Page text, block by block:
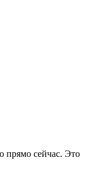
прямо сейчас. Это